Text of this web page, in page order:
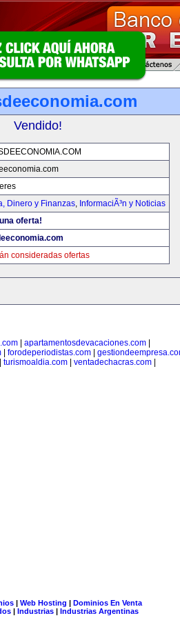
Vendido!
Dinero y Finanzas, InformaciÃ³n y Noticias
oferta!
consideradas ofertas
| apartamentosdevacaciones.com|
forodeperiodistas.com
turismoaldia.com| ventadechacras.com|
| Web Hosting | Dominios En Venta
| Industrias | Industrias Argentinas